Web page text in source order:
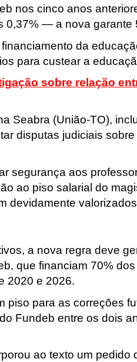
nos cinco anos
0,37% — a nova garante
da
para custear a
sobre relação
Seabra (União-TO),
disputas judiciais
segurança aos
ao piso salarial do
devidamente
a nova regra deve
que financiam 70%
2020 e 2026.
piso para as correções
Fundeb entre os dois
ao texto um pedido